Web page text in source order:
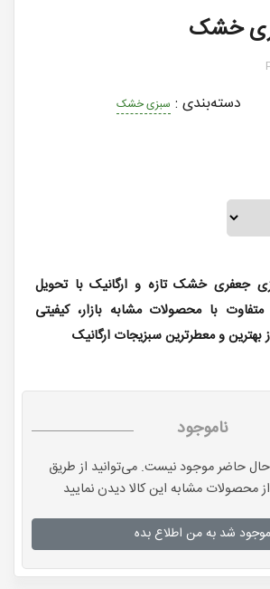
خشک
دسته‌بندی : سبزی خشک
جعفری خشک تازه و ارگانیک با تحویل
با محصولات مشابه بازار، کیفیتی
و معطرترین سبزیجات ارگانیک
ناموجود
حال حاضر موجود نیست. می‌توانید از طریق
محصولات مشابه این کالا دیدن نمایید
موجود شد به من اطلاع بده